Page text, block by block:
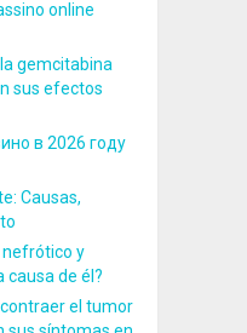
online
gemcitabina
sus efectos
в 2026 году
Causas,
nefrótico y
causa de él?
el tumor